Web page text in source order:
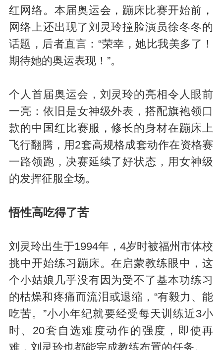
红网络。本届奥运会，蹦床比赛开始前，
网络上还出现了刘灵玲撞脸演员徐冬冬的
话题，后者直言：“荣幸，她比我美多了！
期待她的奥运表现！”。
个人首届奥运会，刘灵玲的亮相令人眼前
一亮：依旧是女神级外表，搭配旗袍领口
款的中国红比赛服，修长的身材在蹦床上
飞行翻腾，用2套高规格成套动作在资格赛
一路领跑，决赛延续了好状态，用女神级
的发挥征服全场。
悟性高吃得了苦
刘灵玲出生于1994年，4岁时被福州市体校
挑中开始练习蹦床。在启蒙教练眼中，这
个小姑娘几乎没有因为受不了基本功练习
的枯燥和疼痛而流泪或退缩，“有毅力、能
吃苦。”小小年纪就要经受每天训练近3小
时、20套自选难度动作的强度，即使再
难，刘灵玲也都能完成教练布置的任务。